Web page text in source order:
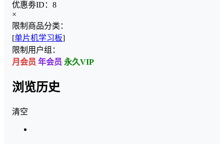
优惠劵ID： 8
×
限制商品分类：
[单片机学习板]
限制用户组：
月会员 年会员 永久VIP
浏览历史
清空